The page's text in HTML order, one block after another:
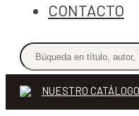
CONTACTO
NUESTRO CATÁLOGO